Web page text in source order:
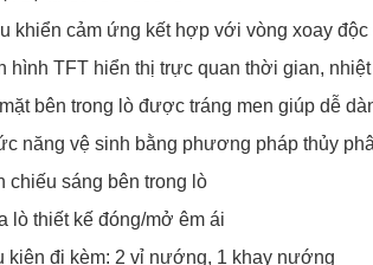
khiển cảm ứng kết hợp với vòng xoay độc
hình TFT hiển thị trực quan thời gian,
bên trong lò được tráng men giúp dễ
năng vệ sinh bằng phương pháp thủy
chiếu sáng bên trong lò
lò thiết kế đóng/mở êm ái
kiện đi kèm: 2 vỉ nướng, 1 khay nướng